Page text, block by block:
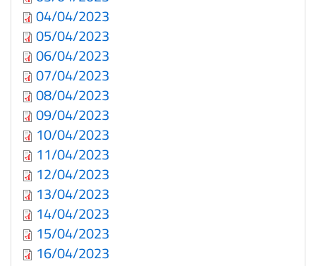
04/04/2023
05/04/2023
06/04/2023
07/04/2023
08/04/2023
09/04/2023
10/04/2023
11/04/2023
12/04/2023
13/04/2023
14/04/2023
15/04/2023
16/04/2023